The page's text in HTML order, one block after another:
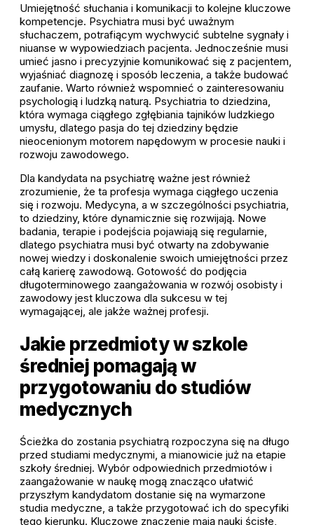
Umiejętność słuchania i komunikacji to kolejne kluczowe
kompetencje. Psychiatra musi być uważnym
słuchaczem, potrafiącym wychwycić subtelne sygnały i
niuanse w wypowiedziach pacjenta. Jednocześnie musi
umieć jasno i precyzyjnie komunikować się z pacjentem,
wyjaśniać diagnozę i sposób leczenia, a także budować
zaufanie. Warto również wspomnieć o zainteresowaniu
psychologią i ludzką naturą. Psychiatria to dziedzina,
która wymaga ciągłego zgłębiania tajników ludzkiego
umysłu, dlatego pasja do tej dziedziny będzie
nieocenionym motorem napędowym w procesie nauki i
rozwoju zawodowego.
Dla kandydata na psychiatrę ważne jest również
zrozumienie, że ta profesja wymaga ciągłego uczenia
się i rozwoju. Medycyna, a w szczególności psychiatria,
to dziedziny, które dynamicznie się rozwijają. Nowe
badania, terapie i podejścia pojawiają się regularnie,
dlatego psychiatra musi być otwarty na zdobywanie
nowej wiedzy i doskonalenie swoich umiejętności przez
całą karierę zawodową. Gotowość do podjęcia
długoterminowego zaangażowania w rozwój osobisty i
zawodowy jest kluczowa dla sukcesu w tej
wymagającej, ale jakże ważnej profesji.
Jakie przedmioty w szkole
średniej pomagają w
przygotowaniu do studiów
medycznych
Ścieżka do zostania psychiatrą rozpoczyna się na długo
przed studiami medycznymi, a mianowicie już na etapie
szkoły średniej. Wybór odpowiednich przedmiotów i
zaangażowanie w naukę mogą znacząco ułatwić
przyszłym kandydatom dostanie się na wymarzone
studia medyczne, a także przygotować ich do specyfiki
tego kierunku. Kluczowe znaczenie mają nauki ścisłe,